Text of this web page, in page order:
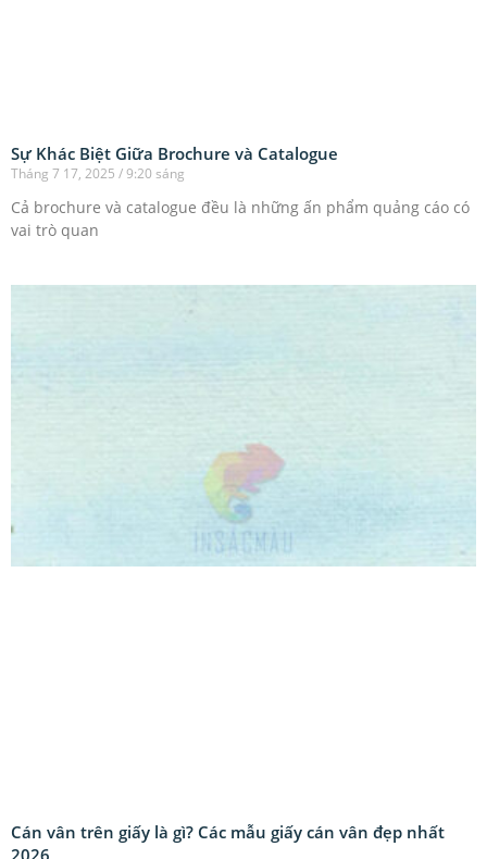
Sự Khác Biệt Giữa Brochure và Catalogue
Tháng 7 17, 2025 9:20 sáng
Cả brochure và catalogue đều là những ấn phẩm quảng cáo có
vai trò quan
Cán vân trên giấy là gì? Các mẫu giấy cán vân đẹp nhất